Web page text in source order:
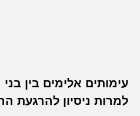
עימותים אלימים בין
למרות ניסיון להרגעת